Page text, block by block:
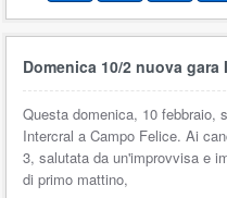
Domenica 10/2 nuova gara
Questa domenica, 10 febbraio,
Intercral a Campo Felice. Ai
3, salutata da un'improvvisa e
di primo mattino,